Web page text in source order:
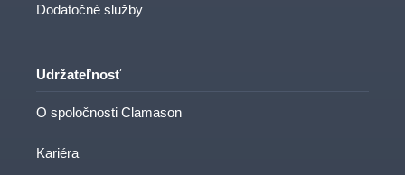
Dodatočné služby
Udržateľnosť
O spoločnosti Clamason
Kariéra